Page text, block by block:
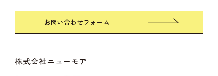
お問い合わせフォーム
株式会社ニューモア